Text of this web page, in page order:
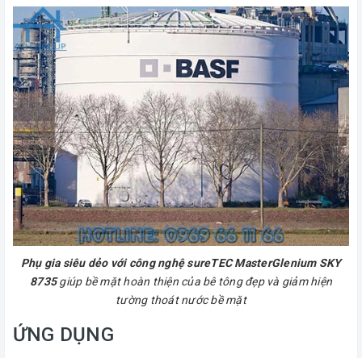
Phụ gia siêu dẻo với công nghệ sureTEC MasterGlenium SKY
8735giúp bề mặt hoàn thiện của bê tông đẹp và giảm hiện
tường thoát nước bề mặt
ỨNG DỤNG